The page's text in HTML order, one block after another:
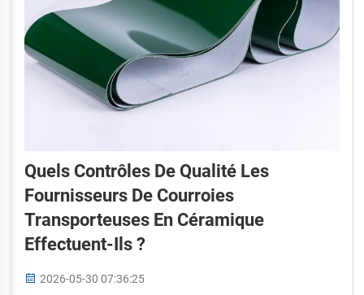
Quels Contrôles De Qualité Les
Fournisseurs De Courroies
Transporteuses En Céramique
Effectuent-Ils ?
2026-05-30 07:36:25